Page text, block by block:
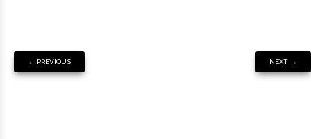
← PREVIOUS NEXT →